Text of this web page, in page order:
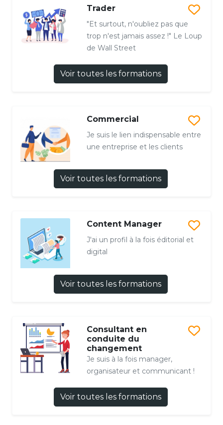
Trader
"Et surtout, n'oubliez pas que
trop n'est jamais assez !" Le Loup
de Wall Street
Voir toutes les formations
Commercial
Je suis le lien indispensable entre
une entreprise et les clients
Voir toutes les formations
Content Manager
J'ai un profil à la fois éditorial et
digital
Voir toutes les formations
Consultant en
conduite du
changement
Je suis à la fois manager,
organisateur et communicant !
Voir toutes les formations